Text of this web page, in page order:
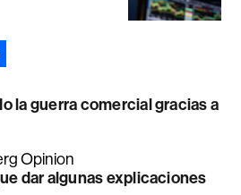
la guerra comercial gracias a
Opinion
dar algunas explicaciones